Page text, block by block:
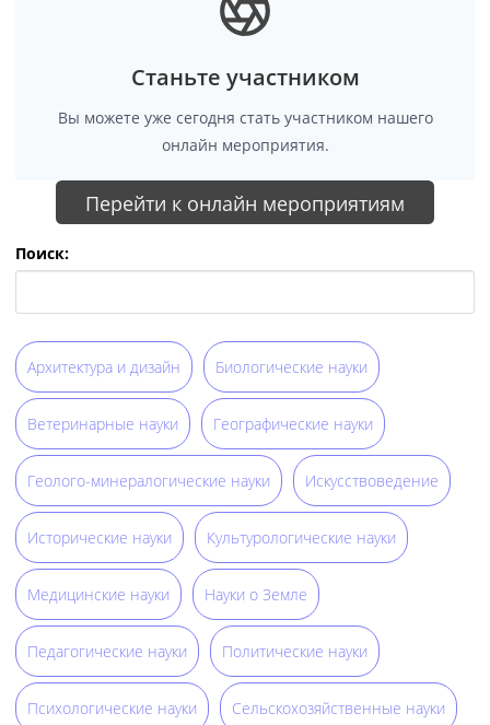
Станьте участником
Вы можете уже сегодня стать участником нашего
онлайн мероприятия.
Перейти к онлайн мероприятиям
Поиск:
Архитектура и дизайн Биологические науки
Ветеринарные науки Географические науки
Геолого-минералогические науки Искусствоведение
Исторические науки Культурологические науки
Медицинские науки Науки о Земле
Педагогические науки Политические науки
Психологические науки Сельскохозяйственные науки